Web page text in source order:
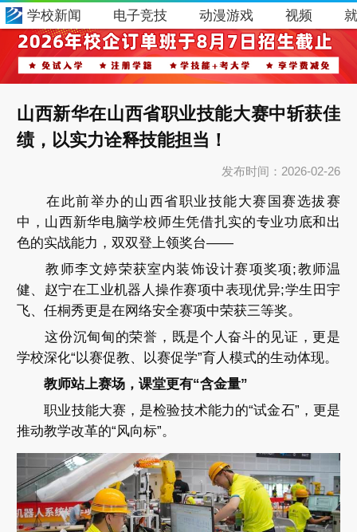
学校新闻 电子竞技 动漫游戏 视频
山西新华在山西省职业技能大赛中斩获佳
绩，以实力诠释技能担当！
发布时间： 2026-02-26
在此前举办的山西省职业技能大赛国赛选拔赛
中，山西新华电脑学校师生凭借扎实的专业功底和出
色的实战能力，双双登上领奖台——
教师李文婷荣获室内装饰设计赛项奖项;教师温
健、赵宁在工业机器人操作赛项中表现优异;学生田宇
飞、任桐秀更是在网络安全赛项中荣获三等奖。
这份沉甸甸的荣誉，既是个人奋斗的见证，更是
学校深化“以赛促教、以赛促学”育人模式的生动体现。
教师站上赛场，课堂更有“含金量”
职业技能大赛，是检验技术能力的“试金石”，更是
推动教学改革的“风向标”。